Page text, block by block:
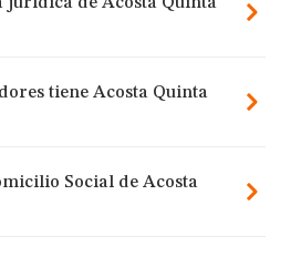
tiene Acosta Quinta
Social de Acosta